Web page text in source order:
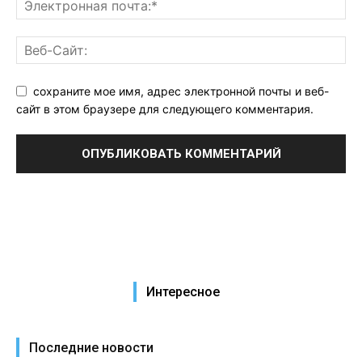
сохраните мое имя, адрес электронной почты и веб-
сайт в этом браузере для следующего комментария.
Интересное
Последние новости